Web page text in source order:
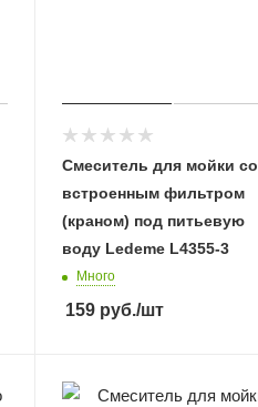
Смеситель для мойки со
встроенным фильтром
(краном) под питьевую
воду Ledeme L4355-3
Много
159 руб./шт